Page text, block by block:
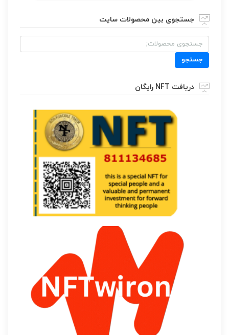
جستجوی بین محصولات سایت
جستجو
برای:
جستجو
دریافت NFT رایگان